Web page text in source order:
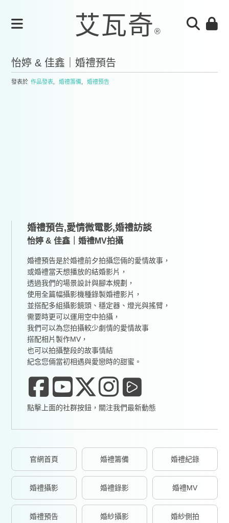
怡婷 & 佳鑫｜婚禮預告
發表於 作品發表 婚禮籌備 婚禮預告
婚禮預告,愛情微電影,婚禮訪談
怡婷 & 佳鑫｜婚禮MV拍攝
婚禮預告是於婚禮前夕拍攝您倆的愛情故事，
或婚禮當天想播放的結婚影片，
透過我們的場景設計與腳本規劃，
使用全篇幅攝影機種錄製婚禮影片，
並搭配多組攝影鏡頭、穩定器、燈光與搖臂，
需要時更可以運用空中拍攝，
我們可以為您拍攝較少劇情的愛情故事
搭配相片製作MV，
也可以拍攝整段的故事情結
紀念您倆當初相遇與愛戀時的甜蜜。
點擊上面的社群按鈕，關注我們最新動態
官網首頁 婚禮籌備 婚禮紀錄
婚禮攝影 婚禮錄影 婚禮MV
婚禮預告 婚紗攝影 婚紗側拍